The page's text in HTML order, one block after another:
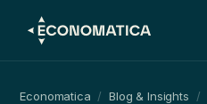
Economatica / Blog & Insights /